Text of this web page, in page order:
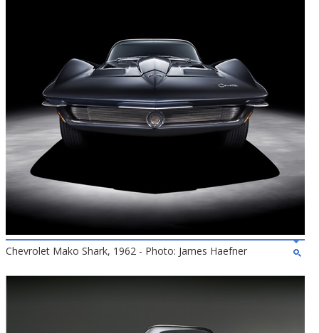
Chevrolet Mako Shark, 1962 - Photo: James Haefner